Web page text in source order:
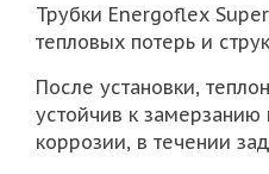
Трубки Energoflex
тепловых потерь и
После установки,
устойчив к замерзанию
коррозии, в течении